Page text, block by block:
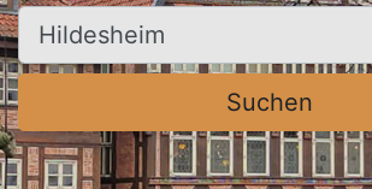
Ort, Stadt
Suchen